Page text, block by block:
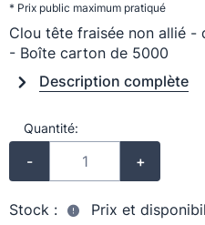
* Prix public maximum pratiqué
Clou tête fraisée non allié -
- Boîte carton de 5000
Description complète
Quantité:
- +
Stock : Prix et